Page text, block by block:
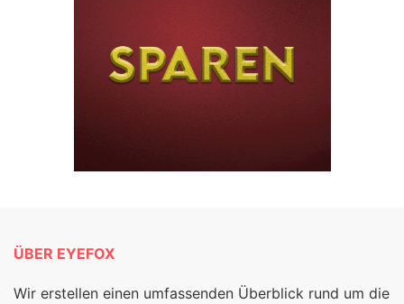
ÜBER EYEFOX
Wir erstellen einen umfassenden Überblick rund um die